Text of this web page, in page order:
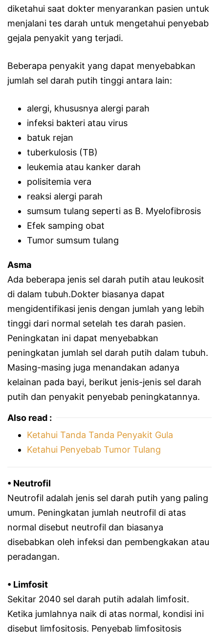
diketahui saat dokter menyarankan pasien untuk
menjalani tes darah untuk mengetahui penyebab
gejala penyakit yang terjadi.
Beberapa penyakit yang dapat menyebabkan
jumlah sel darah putih tinggi antara lain:
alergi, khususnya alergi parah
infeksi bakteri atau virus
batuk rejan
tuberkulosis (TB)
leukemia atau kanker darah
polisitemia vera
reaksi alergi parah
sumsum tulang seperti as B. Myelofibrosis
Efek samping obat
Tumor sumsum tulang
Asma
Ada beberapa jenis sel darah putih atau leukosit
di dalam tubuh.Dokter biasanya dapat
mengidentifikasi jenis dengan jumlah yang lebih
tinggi dari normal setelah tes darah pasien.
Peningkatan ini dapat menyebabkan
peningkatan jumlah sel darah putih dalam tubuh.
Masing-masing juga menandakan adanya
kelainan pada bayi, berikut jenis-jenis sel darah
putih dan penyakit penyebab peningkatannya.
Also read :
Ketahui Tanda Tanda Penyakit Gula
Ketahui Penyebab Tumor Tulang
• Neutrofil
Neutrofil adalah jenis sel darah putih yang paling
umum. Peningkatan jumlah neutrofil di atas
normal disebut neutrofil dan biasanya
disebabkan oleh infeksi dan pembengkakan atau
peradangan.
• Limfosit
Sekitar 2040 sel darah putih adalah limfosit.
Ketika jumlahnya naik di atas normal, kondisi ini
disebut limfositosis. Penyebab limfositosis